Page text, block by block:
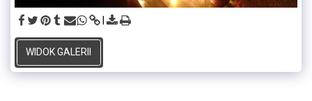
WIDOK GALERII